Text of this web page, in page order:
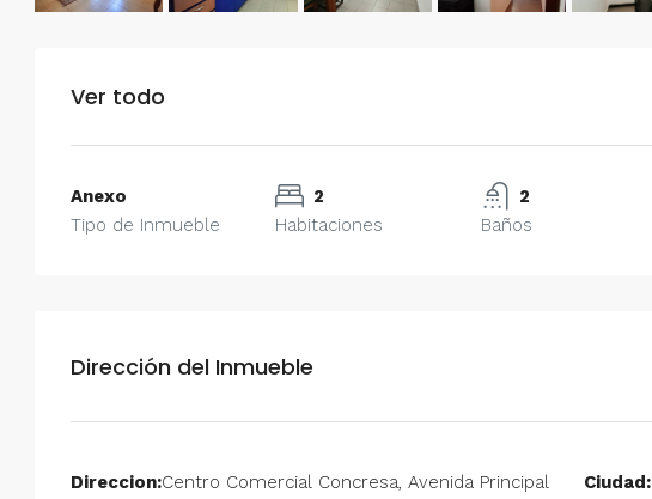
Ver todo
Anexo
Tipo de Inmueble
2
Habitaciones
2
Baños
Dirección del Inmueble
Direccion:Centro Comercial Concresa, Avenida Principal
Ciudad: